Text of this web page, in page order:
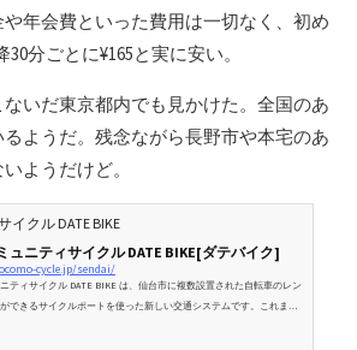
年会費といった費用は一切なく、初め
分ごとに¥165と実に安い。
いだ東京都内でも見かけた。全国のあ
ようだ。残念ながら長野市や本宅のあ
ようだけど。
クル DATE BIKE
ュニティサイクル DATE BIKE[ダテバイク]
cycle.jp/sendai/
ティサイクル DATE BIKE は、仙台市に複数設置された自転車のレン
できるサイクルポートを使った新しい交通システムです。これまで